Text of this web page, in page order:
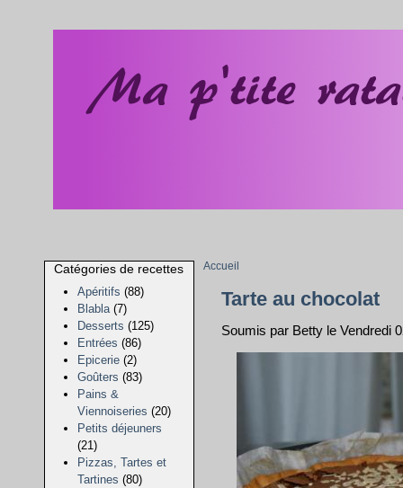
Catégories de recettes
Apéritifs (88)
Blabla (7)
Desserts (125)
Entrées (86)
Epicerie (2)
Goûters (83)
Pains &
Viennoiseries (20)
Petits déjeuners
(21)
Pizzas, Tartes et
Tartines (80)
Accueil
Tarte au chocolat
Soumis par Betty le Vendredi